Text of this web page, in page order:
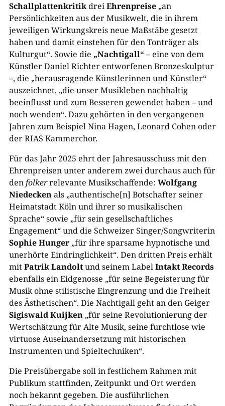
SchallplattenkritikdreiEhrenpreise„an
Persönlichkeiten aus der Musikwelt, die in ihrem
jeweiligen Wirkungskreis neue Maßstäbe gesetzt
haben und damit einstehen für den Tonträger als
Kulturgut“. Sowie die „Nachtigall“ – eine von dem
Künstler Daniel Richter entworfenen Bronzeskulptur
–, die „herausragende Künstlerinnen und Künstler“
auszeichnet, „die unser Musikleben nachhaltig
beeinflusst und zum Besseren gewendet haben – und
noch wenden“. Dazu gehörten in den vergangenen
Jahren zum Beispiel Nina Hagen, Leonard Cohen oder
der RIAS Kammerchor.
Für das Jahr 2025 ehrt der Jahresausschuss mit den
Ehrenpreisen unter anderem zwei durchaus auch für
denfolkerrelevante Musikschaffende: Wolfgang
Niedeckenals „authentische[n] Botschafter seiner
Heimatstadt Köln und ihrer so musikalischen
Sprache“ sowie „für sein gesellschaftliches
Engagement“ und die Schweizer Singer/Songwriterin
Sophie Hunger„für ihre sparsame hypnotische und
unerhörte Eindringlichkeit“. Den dritten Preis erhält
mitPatrik Landoltund seinem LabelIntakt Records
ebenfalls ein Eidgenosse „für seine Begeisterung für
Musik ohne stilistische Eingrenzung und die Freiheit
des Ästhetischen“. Die Nachtigall geht an den Geiger
Sigiswald Kuijken„für seine Revolutionierung der
Wertschätzung für Alte Musik, seine furchtlose wie
virtuose Auseinandersetzung mit historischen
Instrumenten und Spieltechniken“.
Die Preisübergabe soll in festlichem Rahmen mit
Publikum stattfinden, Zeitpunkt und Ort werden
noch bekannt gegeben. Die ausführlichen